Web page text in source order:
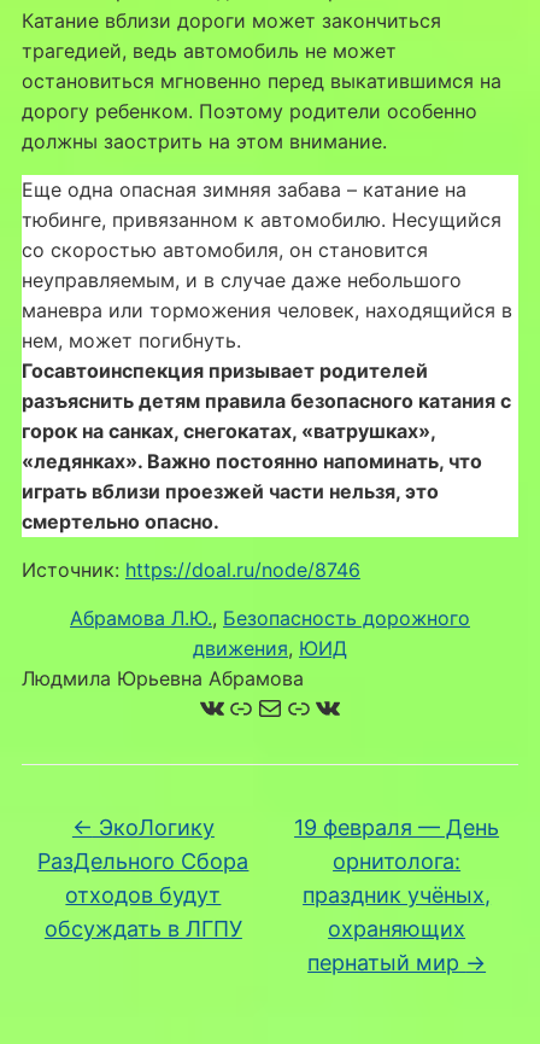
Катание вблизи дороги может закончиться
трагедией, ведь автомобиль не может
остановиться мгновенно перед выкатившимся на
дорогу ребенком. Поэтому родители особенно
должны заострить на этом внимание.
Еще одна опасная зимняя забава – катание на
тюбинге, привязанном к автомобилю. Несущийся
со скоростью автомобиля, он становится
неуправляемым, и в случае даже небольшого
маневра или торможения человек, находящийся в
нем, может погибнуть.
Госавтоинспекция призывает родителей
разъяснить детям правила безопасного катания с
горок на санках, снегокатах, «ватрушках»,
«ледянках». Важно постоянно напоминать, что
играть вблизи проезжей части нельзя, это
смертельно опасно.
Источник: https://doal.ru/node/8746
Абрамова Л.Ю., Безопасность дорожного
движения, ЮИД
Людмила Юрьевна Абрамова
ВКонтакте
Ссылка
Почта
Ссылка
ВКонтакте
← ЭкоЛогику
РазДельного Сбора
отходов будут
обсуждать в ЛГПУ
19 февраля — День
орнитолога:
праздник учёных,
охраняющих
пернатый мир →